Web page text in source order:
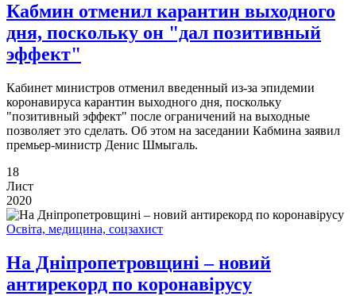
Кабмин отменил карантин выходного
дня, поскольку он "дал позитивный
эффект"
Кабинет министров отменил введенный из-за эпидемии
коронавируса карантин выходного дня, поскольку
"позитивный эффект" после ограничений на выходные
позволяет это сделать. Об этом на заседании Кабмина заявил
премьер-министр Денис Шмыгаль.
18
Лист
2020
Освіта, медицина, соцзахист
На Дніпропетровщині – новий
антирекорд по коронавірусу